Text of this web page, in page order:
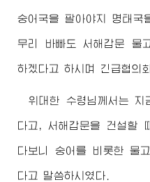
숭어국을 팔아야지 명태
무리 바빠도 서해갑문 물
하겠다고 하시며 긴급협의
위대한 수령님께서 는 지
다고, 서해갑문을 건설할
다보니 숭어를 비롯한 물
다고 말씀하시였다.